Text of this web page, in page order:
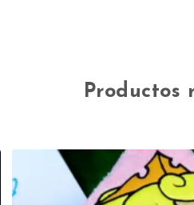
Productos